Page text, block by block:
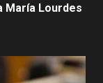
María Lourdes